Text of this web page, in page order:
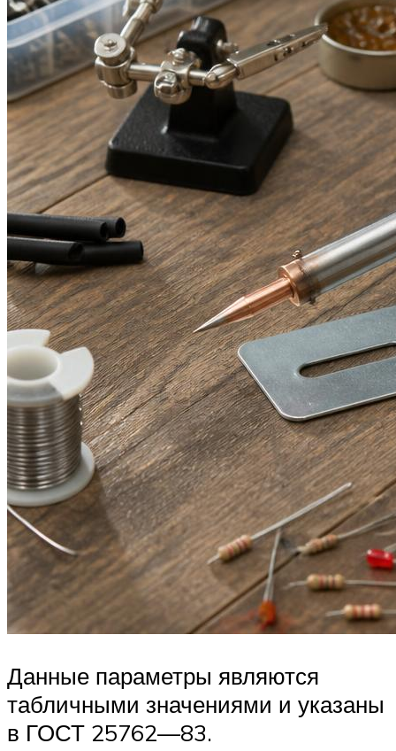
Данные параметры являются
табличными значениями и указаны
в ГОСТ 25762—83.